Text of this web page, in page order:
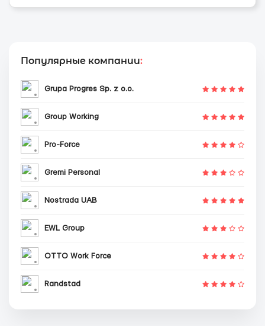
Популярные компании:
Grupa Progres Sp. z o.o.
Group Working
Pro-Force
Gremi Personal
Nostrada UAB
EWL Group
OTTO Work Force
Randstad